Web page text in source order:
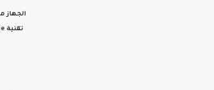
الجهاز
تقنية